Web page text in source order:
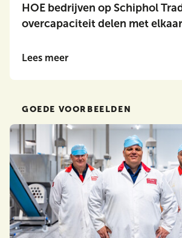
HOE bedrijven op Schiphol
overcapaciteit delen met elkaar
Lees meer
GOEDE VOORBEELDEN